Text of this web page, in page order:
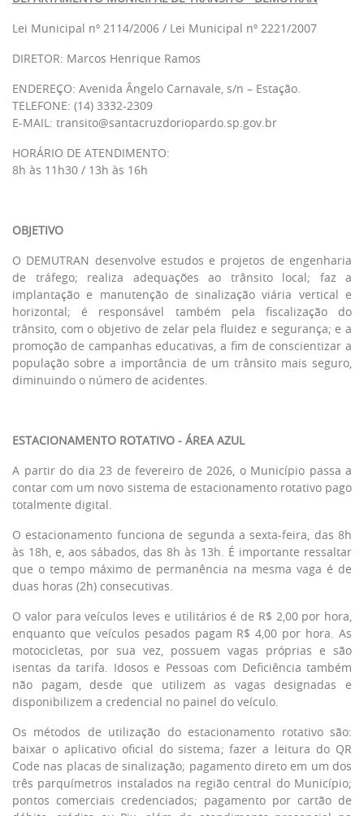
Lei Municipal nº 2114/2006 / Lei Municipal nº 2221/2007
DIRETOR: Marcos Henrique Ramos
ENDEREÇO: Avenida Ângelo Carnavale, s/n – Estação.
TELEFONE: (14) 3332-2309
E-MAIL: transito@santacruzdoriopardo.sp.gov.br
HORÁRIO DE ATENDIMENTO:
8h às 11h30 / 13h às 16h
OBJETIVO
O DEMUTRAN desenvolve estudos e projetos de engenharia
de tráfego; realiza adequações ao trânsito local; faz a
implantação e manutenção de sinalização viária vertical e
horizontal; é responsável também pela fiscalização do
trânsito, com o objetivo de zelar pela fluidez e segurança; e a
promoção de campanhas educativas, a fim de conscientizar a
população sobre a importância de um trânsito mais seguro,
diminuindo o número de acidentes.
ESTACIONAMENTO ROTATIVO - ÁREA AZUL
A partir do dia 23 de fevereiro de 2026, o Município passa a
contar com um novo sistema de estacionamento rotativo pago
totalmente digital.
O estacionamento funciona de segunda a sexta-feira, das 8h
às 18h, e, aos sábados, das 8h às 13h. É importante ressaltar
que o tempo máximo de permanência na mesma vaga é de
duas horas (2h) consecutivas.
O valor para veículos leves e utilitários é de R$ 2,00 por hora,
enquanto que veículos pesados pagam R$ 4,00 por hora. As
motocicletas, por sua vez, possuem vagas próprias e são
isentas da tarifa. Idosos e Pessoas com Deficiência também
não pagam, desde que utilizem as vagas designadas e
disponibilizem a credencial no painel do veículo.
Os métodos de utilização do estacionamento rotativo são:
baixar o aplicativo oficial do sistema; fazer a leitura do QR
Code nas placas de sinalização; pagamento direto em um dos
três parquímetros instalados na região central do Município;
pontos comerciais credenciados; pagamento por cartão de